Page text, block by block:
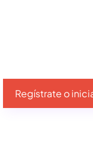
Regístrate o